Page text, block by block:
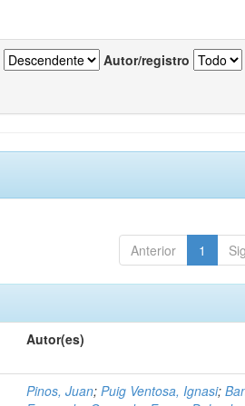
Autor/registro
Anterior 1
Autor(es)
Pinos, Juan;Puig Ventosa, Ignasi;